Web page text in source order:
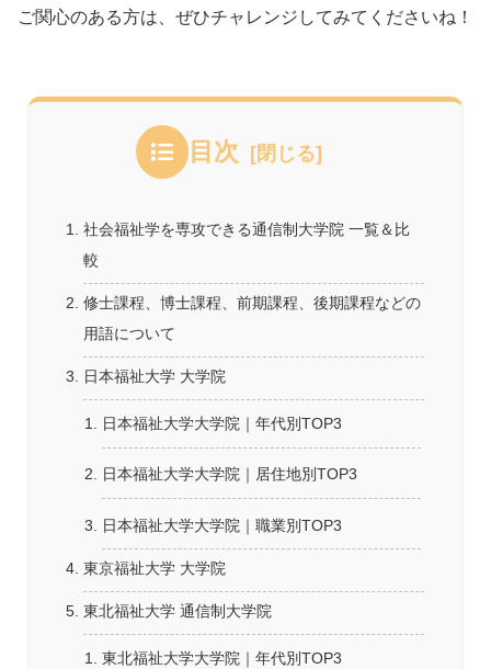
ご関心のある方は、ぜひチャレンジしてみてくださいね！
目次
社会福祉学を専攻できる通信制大学院 一覧＆比
較
修士課程、博士課程、前期課程、後期課程などの
用語について
日本福祉大学 大学院
日本福祉大学大学院｜年代別TOP3
日本福祉大学大学院｜居住地別TOP3
日本福祉大学大学院｜職業別TOP3
東京福祉大学 大学院
東北福祉大学 通信制大学院
東北福祉大学大学院｜年代別TOP3